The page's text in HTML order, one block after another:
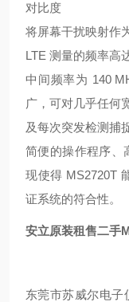
对比度
将屏幕干扰映射作
LTE 测量的频率高
中间频率为 140
广，可对几乎任何
及每次突发检测捕
简便的操作程序、
现使得 MS2720T
证系统的符合性。
安立原装租售二手
东莞市苏威尔电子